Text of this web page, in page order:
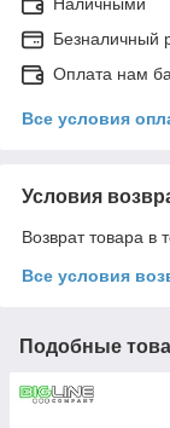
Безналичный
Оплата нам
Все условия
Условия
Возврат товара в
Все условия
Подобные